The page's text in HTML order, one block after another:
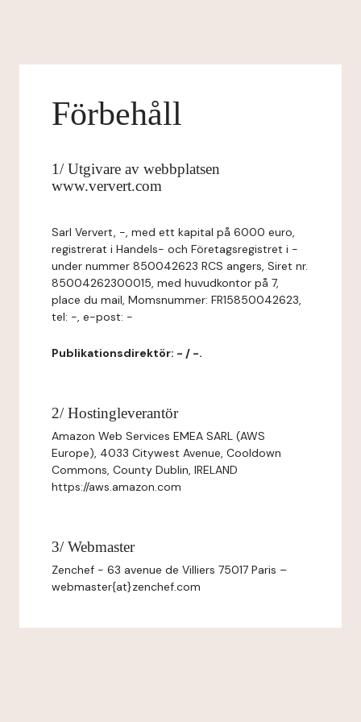
Förbehåll
1/ Utgivare av webbplatsen
www.ververt.com
Sarl Ververt, -, med ett kapital på 6000 euro,
registrerat i Handels- och Företagsregistret i -
under nummer 850042623 RCS angers, Siret nr.
85004262300015, med huvudkontor på 7,
place du mail, Momsnummer: FR15850042623,
tel: -, e-post: -
Publikationsdirektör: - / -.
2/ Hostingleverantör
Amazon Web Services EMEA SARL (AWS
Europe), 4033 Citywest Avenue, Cooldown
Commons, County Dublin, IRELAND
https://aws.amazon.com
3/ Webmaster
Zenchef - 63 avenue de Villiers 75017 Paris –
webmaster{at}zenchef.com